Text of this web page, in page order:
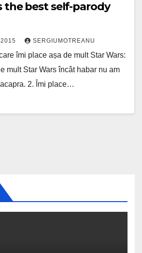
the best self-parody
SERGIUMOTREANU
îmi place așa de mult Star Wars:
mult Star Wars încât habar nu am
2. Îmi place…